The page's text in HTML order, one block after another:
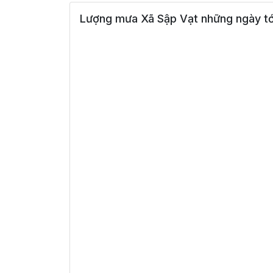
Lượng mưa Xã Sập Vạt những ngày